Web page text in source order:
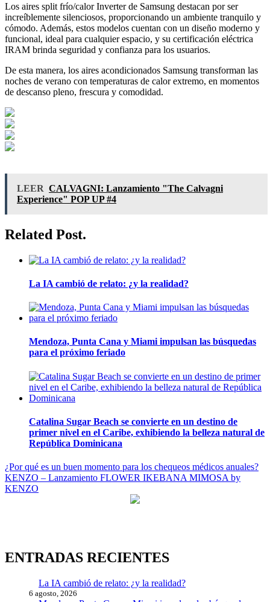
Los aires split frío/calor Inverter de Samsung destacan por ser
increíblemente silenciosos, proporcionando un ambiente tranquilo y
cómodo. Además, estos modelos cuentan con un diseño moderno y
funcional, ideal para cualquier espacio, y su certificación eléctrica
IRAM brinda seguridad y confianza para los usuarios.
De esta manera, los aires acondicionados Samsung transforman las
noches de verano con temperaturas de calor extremo, en momentos
de descanso pleno, frescura y comodidad.
LEER CALVAGNI: Lanzamiento "The Calvagni
Experience" POP UP #4
Related Post.
La IA cambió de relato: ¿y la realidad?
Mendoza, Punta Cana y Miami impulsan las búsquedas
para el próximo feriado
Catalina Sugar Beach se convierte en un destino de
primer nivel en el Caribe, exhibiendo la belleza natural de
República Dominicana
Navegación
de
¿Por qué es un buen momento para los chequeos médicos anuales?
KENZO – Lanzamiento FLOWER IKEBANA MIMOSA by
KENZO
ENTRADAS RECIENTES
La IA cambió de relato: ¿y la realidad?
6 agosto, 2026